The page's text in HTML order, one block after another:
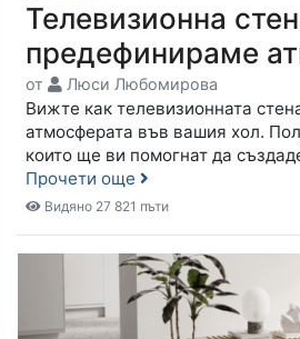
Телевизионна
предефинираме
от Люси Любомирова
Вижте как телевизионната
атмосферата във вашия хол.
които ще ви помогнат да
Прочети още
Видяно 27 821 пъти